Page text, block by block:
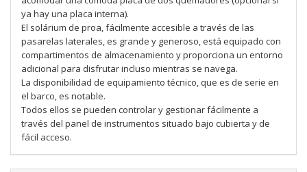
ya hay una placa interna).
El solárium de proa, fácilmente accesible a través de las
pasarelas laterales, es grande y generoso, está equipado con
compartimentos de almacenamiento y proporciona un entorno
adicional para disfrutar incluso mientras se navega.
La disponibilidad de equipamiento técnico, que es de serie en
el barco, es notable.
Todos ellos se pueden controlar y gestionar fácilmente a
través del panel de instrumentos situado bajo cubierta y de
fácil acceso.